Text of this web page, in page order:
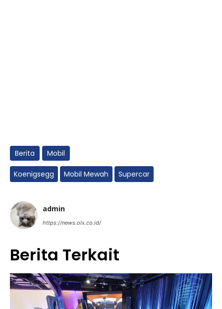
Berita Mobil
Koenigsegg Mobil Mewah Supercar
admin
https://news.olx.co.id/
Berita Terkait